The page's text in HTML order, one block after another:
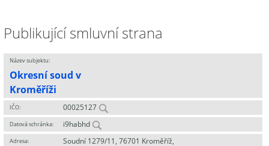
Publikující smluvní strana
Název subjektu:
Okresní soud v
Kroměříži
IČO: 00025127
Datová schránka: i9habhd
Adresa:
Soudní 1279/11, 76701 Kroměříž,